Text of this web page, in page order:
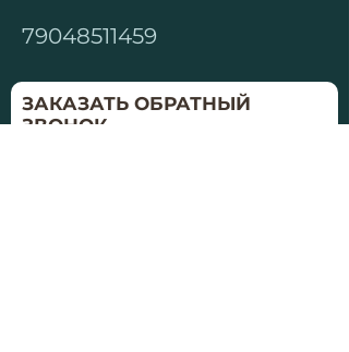
79048511459
ЗАКАЗАТЬ ОБРАТНЫЙ
ЗВОНОК